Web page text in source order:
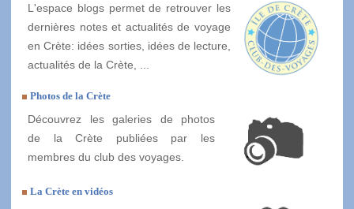
L'espace blogs permet de retrouver les
dernières notes et actualités de voyage
en Crète: idées sorties, idées de lecture,
actualités de la Crète, ...
Photos de la Crète
Découvrez les galeries de photos
de la Crète publiées par les
membres du club des voyages.
La Crète en vidéos